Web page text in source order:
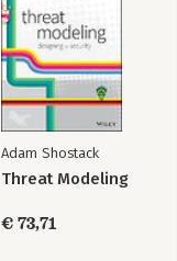
Adam Shostack
Threat Modeling
€ 73,71